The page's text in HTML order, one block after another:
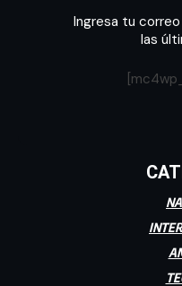
Ingresa tu
las